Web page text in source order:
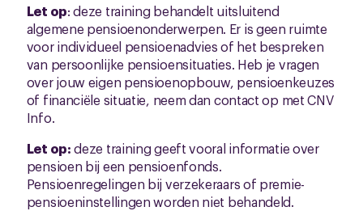
Let op: deze training behandelt uitsluitend
algemene pensioenonderwerpen. Er is geen ruimte
voor individueel pensioenadvies of het bespreken
van persoonlijke pensioensituaties. Heb je vragen
over jouw eigen pensioenopbouw, pensioenkeuzes
of financiële situatie, neem dan contact op met CNV
Info.
Let op:deze training geeft vooral informatie over
pensioen bij een pensioenfonds.
Pensioenregelingen bij verzekeraars of premie-
pensioeninstellingen worden niet behandeld.